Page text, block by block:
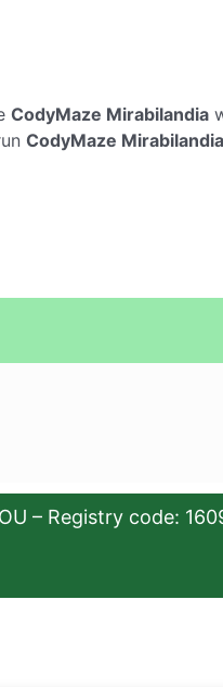
CodyMaze Mirabilandia
CodyMaze Mirabilandia
– Registry code: